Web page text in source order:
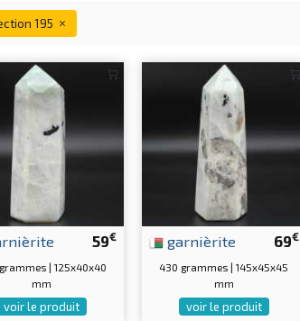
195
59€
| 125x40x40
mm
voir le produit
69€
garnièrite
430 grammes | 145x45x45
mm
voir le produit